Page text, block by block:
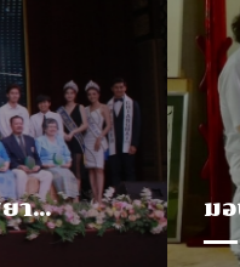
มอบโล่เกียรติคุณ